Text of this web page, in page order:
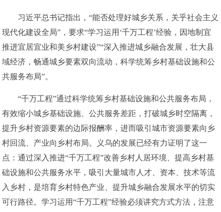
习近平总书记指出，“能否处理好城乡关系，关乎社会主义
现代化建设全局”，要求“学习运用‘千万工程’经验，因地制宜
推进宜居宜业和美乡村建设”“深入推进城乡融合发展，壮大县
域经济，畅通城乡要素双向流动，科学统筹乡村基础设施和公
共服务布局”。
“千万工程”通过科学统筹乡村基础设施和公共服务布局，
有效缩小城乡基础设施、公共服务差距，打破城乡时空隔离，
提升乡村资源要素的边际报酬率，进而吸引城市资源要素向乡
村回流、产业向乡村布局。义乌的发展已经有力证明了这一
点：通过深入推进“千万工程”改善乡村人居环境、提高乡村基
础设施和公共服务水平，吸引大量城市人才、资本、技术等流
入乡村，是培育乡村特色产业、提升城乡融合发展水平的切实
可行路径。学习运用“千万工程”经验必须讲究方式方法，注意